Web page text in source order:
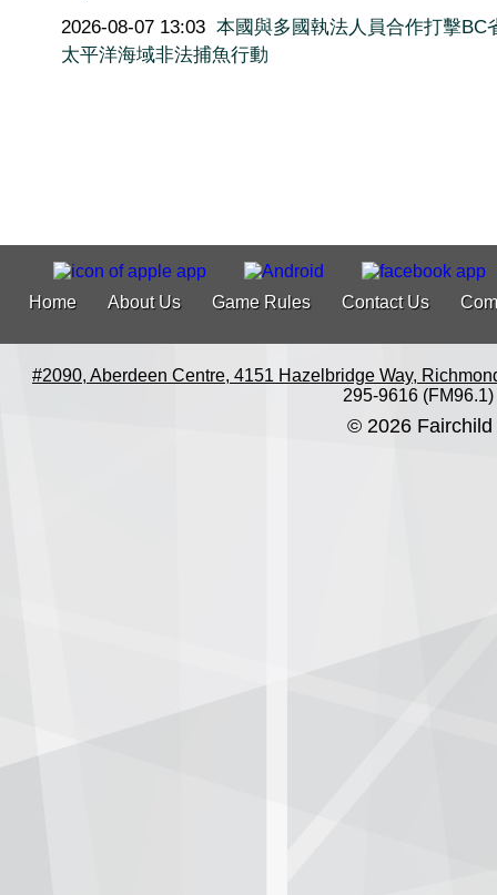
2026-08-07 13:03 本國與多國執法人員合作打擊BC
太平洋海域非法捕魚行動
Home About Us Game Rules Contact Us
#2090, Aberdeen Centre, 4151 Hazelbridge Way,
295-9616 (FM96.1)
© 2026 Fairchild